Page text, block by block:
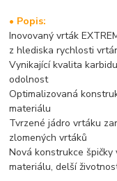
• Popis:
Inovovaný vrták
z hlediska rychlosti
Vynikající kvalita
odolnost
Optimalizovaná
materiálu
Tvrzené jádro vrtáku
zlomených vrtáků
Nová konstrukce
materiálu, delší